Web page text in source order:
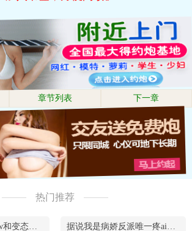
章节列表 下一章
热门推荐
淫骚丫鬟（1v1 bbw和变态腹黑男） 据说我是病娇反派唯一疼ai的妹妹（兄妹骨）